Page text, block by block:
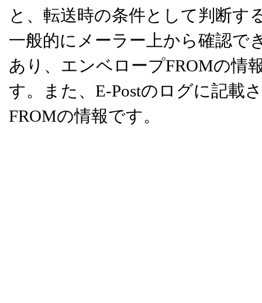
と、転送時の条件として判断す
一般的にメーラー上から確認で
あり、エンベロープFROMの情
す。また、E-Postのログに記載
FROMの情報です。